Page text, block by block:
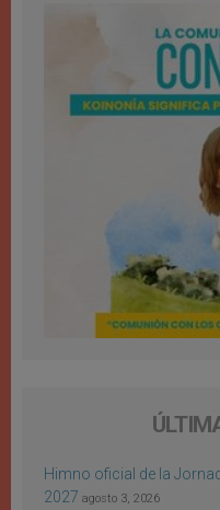
Himno oficial de la
2027 agosto 3, 2026